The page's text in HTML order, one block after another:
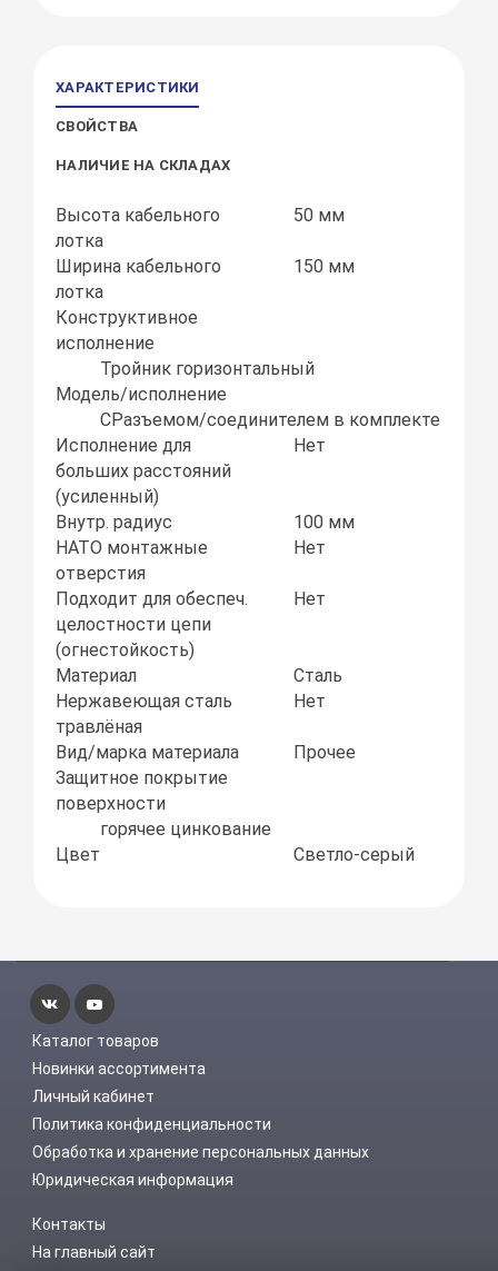
ХАРАКТЕРИСТИКИ
СВОЙСТВА
НАЛИЧИЕ НА СКЛАДАХ
Высота кабельного
лотка
50 мм
Ширина кабельного
лотка
150 мм
Конструктивное
исполнение
Тройник горизонтальный
Модель/исполнение
СРазъемом/соединителем в комплекте
Исполнение для
больших расстояний
(усиленный)
Нет
Внутр. радиус
100 мм
НАТО монтажные
отверстия
Нет
Подходит для обеспеч.
целостности цепи
(огнестойкость)
Нет
Материал
Сталь
Нержавеющая сталь
травлёная
Нет
Вид/марка материала
Прочее
Защитное покрытие
поверхности
горячее цинкование
Цвет
Светло-серый
Каталог товаров
Новинки ассортимента
Личный кабинет
Политика конфиденциальности
Обработка и хранение персональных данных
Юридическая информация
Контакты
На главный сайт